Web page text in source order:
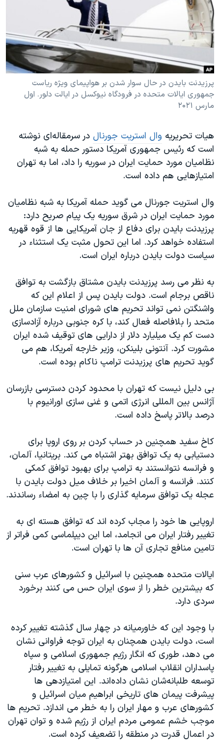
فرهنگ و زندگی
حقوق شهروندی
اقتصادی
علم و فناوری
اسرائیل در جنگ
گالری عکس
مستندها
انتخابات ریاست جمهوری آمریکا ۲۰۲۴
حمله جمهوری اسلامی به اسرائیل
رمز مهسا
ورزش زنان در ایران
اعتراضات زن، زندگی، آزادی
تریبونال مردمی آبان ۹۸
دادگاه حمید نوری
چهل سال گروگان‌گیری
اعتراضات مردمی آبان ۹۸
اسرائیل در جنگ
نرگس محمدی برنده جایزه نوبل صلح
همایش محافظه‌کاران آمریکا «سی‌پک»
سفر پرزیدنت ترامپ به چین
دنبال کنید
زبانهای مختلف
پرزیدنت بایدن در حال سوار شدن بر هواپیمای ویژه ریاست
جمهوری ایالات متحده در فرودگاه نیوکسل در ایالت دلور. اول
مارس ۲۰۲۱
هیات تحریریه وال استریت جورنال در سرمقاله‌ای نوشته
است که رئیس جمهوری آمریکا دستور حمله به شبه
نظامیان مورد حمایت ایران در سوریه را داد، اما به تهران
امتیازهایی هم داده است.
وال استریت جورنال می گوید حمله آمریکا به شبه نظامیان
مورد حمایت ایران در شرق سوریه یک پیام صریح دارد:
پرزیدنت بایدن برای دفاع از جان آمریکایی ها از قوه قهریه
استفاده خواهد کرد. اما این تحول مثبت یک استثناء در
سیاست دولت بایدن درباره ایران است.
به نظر می رسد پرزیدنت بایدن مشتاق بازگشت به توافق
ناقص برجام است. دولت بایدن پس از اعلام این که
واشنگتن نمی تواند تحریم های شورای امنیت سازمان ملل
متحد را بلافاصله فعال کند، با کره جنوبی درباره آزادسازی
دست کم یک میلیارد دلار از دارایی های توقیف شده ایران
مشورت کرد. آنتونی بلینکن، وزیر خارجه آمریکا، هم می
گوید تحریم های پرزیدنت ترامپ ناکام بوده است.
بی دلیل نیست که تهران با محدود کردن دسترسی بازرسان
آژانس بین المللی انرژی اتمی و غنی سازی اورانیوم با
درصد بالاتر پاسخ داده است.
کاخ سفید همچنین در حساب کردن بر روی اروپا برای
دستیابی به یک توافق بهتر اشتباه می کند. بریتانیا، آلمان،
و فرانسه نتوانستند به ترامپ برای بهبود توافق کمکی
کنند. فرانسه و آلمان اخیرا بر خلاف میل دولت بایدن با
عجله یک توافق سرمایه گذاری را با چین به امضاء رساندند.
اروپایی ها خود را مجاب کرده اند که توافق هسته ای به
تغییر رفتار ایران می انجامد، اما این دیپلماسی کمی فراتر از
تامین منافع تجاری آن ها با تهران است.
ایالات متحده همچنین با اسرائیل و کشورهای عرب سنی
که بیشترین خطر را از سوی ایران حس می کنند برخورد
سردی دارد.
با وجود این که خاورمیانه در چهار سال گذشته تغییر کرده
است، دولت بایدن همچنان به ایران توجه فراوانی نشان
می دهد، طوری که انگار رژیم جمهوری اسلامی و سپاه
پاسداران انقلاب اسلامی هرگونه تمایلی به تغییر رفتار
توسعه طلبانه‌شان نشان داده‌‌اند. این امتیازدهی ها
پیشرفت پیمان های تاریخی ابراهیم میان اسرائیل و
کشورهای عرب و مهار ایران را به خطر می اندازد. تحریم ها
موجب خشم عمومی مردم ایران از رژیم شده و توان تهران
در اعمال قدرت در منطقه را تضعیف کرده است.